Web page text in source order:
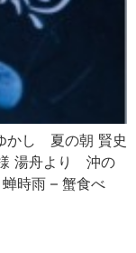
かし 夏の朝 賢史
湯舟より 沖の
時雨 – 蟹食べ